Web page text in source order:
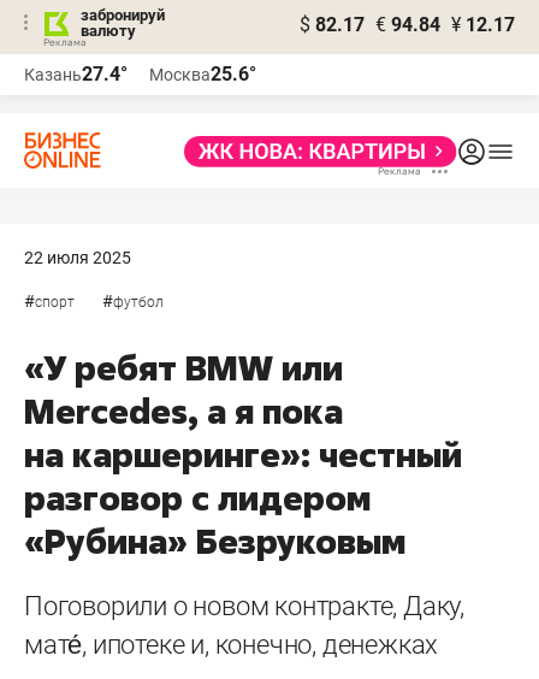
забронируй
валюту
$ 82.17 € 94.84 ¥ 12.17
Казань27.4° Москва25.6°
22 июля 2025
#спорт #футбол
«У ребят BMW или
Mercedes, а я пока
на каршеринге»: честный
разговор с лидером
«Рубина» Безруковым
Поговорили о новом контракте, Даку,
мате́, ипотеке и, конечно, денежках